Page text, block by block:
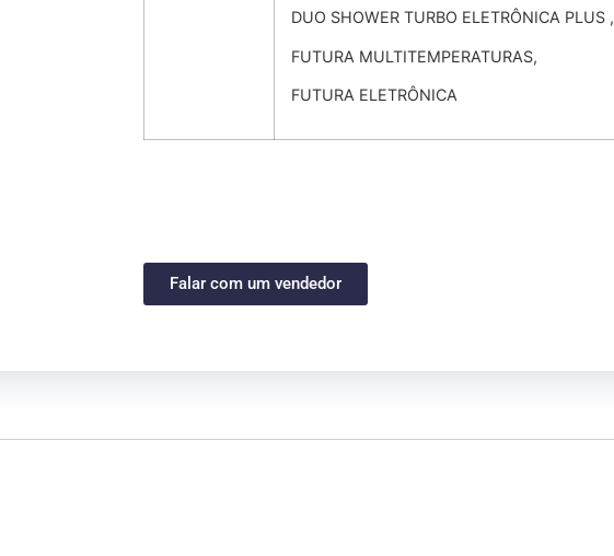
DUO SHOWER TURBO ELETRÔNICA PLUS ,
FUTURA MULTITEMPERATURAS,
FUTURA ELETRÔNICA
Falar com um vendedor